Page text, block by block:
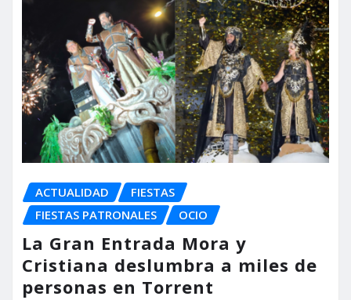
ACTUALIDAD
FIESTAS
FIESTAS PATRONALES
OCIO
La Gran Entrada Mora y
Cristiana deslumbra a miles de
personas en Torrent